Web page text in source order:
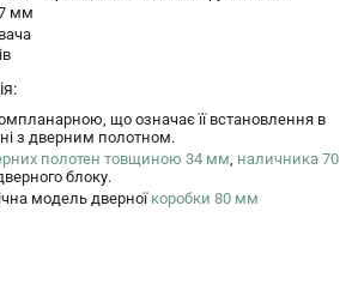
мм
що означає її встановлення в
з дверним полотном.
полотен товщиною 34 мм наличника 70
блоку.
модель дверної коробки 80 мм